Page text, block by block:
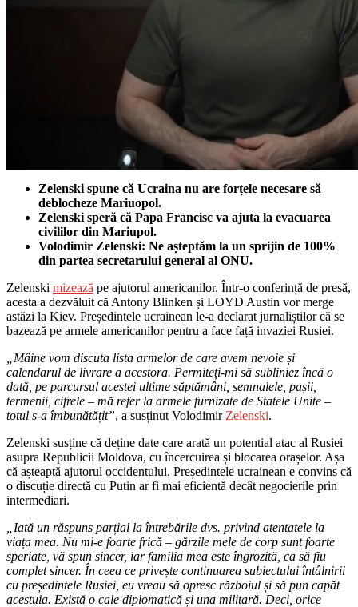
Zelenski spune că Ucraina nu are forțele necesare să
deblocheze Mariuopol.
Zelenski speră că Papa Francisc va ajuta la evacuarea
civililor din Mariupol.
Volodimir Zelenski: Ne așteptăm la un sprijin de 100%
din partea secretarului general al ONU.
Zelenski mizează pe ajutorul americanilor. Într-o conferință de presă,
acesta a dezvăluit că Antony Blinken și LOYD Austin vor merge
astăzi la Kiev. Președintele ucrainean le-a declarat jurnaliștilor că se
bazează pe armele americanilor pentru a face față invaziei Rusiei.
„Mâine vom discuta lista armelor de care avem nevoie și
calendarul de livrare a acestora. Permiteți-mi să subliniez încă o
dată, pe parcursul acestei ultime săptămâni, semnalele, pașii,
termenii, cifrele – mă refer la armele furnizate de Statele Unite –
totul s-a îmbunătățit”, a susținut Volodimir Zelenski.
Zelenski susține că deține date care arată un potential atac al Rusiei
asupra Republicii Moldova, cu încercuirea și blocarea orașelor. Așa
că așteaptă ajutorul occidentului. Președintele ucrainean e convins că
o discuție directă cu Putin ar fi mai eficientă decât negocierile prin
intermediari.
„Iată un răspuns parțial la întrebările dvs. privind atentatele la
viața mea. Nu mi-e foarte frică – gărzile mele de corp sunt foarte
speriate, vă spun sincer, iar familia mea este îngrozită, ca să fiu
complet sincer. În ceea ce privește continuarea subiectului întâlnirii
cu președintele Rusiei, eu vreau să opresc războiul și să pun capăt
acestuia. Există o cale diplomatică și una militară. Deci, orice